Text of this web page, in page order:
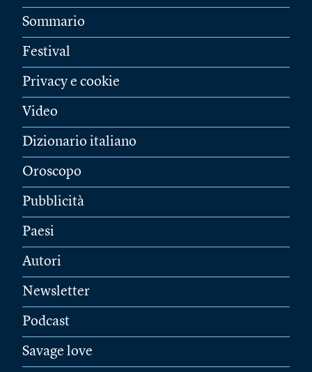
Sommario
Festival
Privacy e cookie
Video
Dizionario italiano
Oroscopo
Pubblicità
Paesi
Autori
Newsletter
Podcast
Savage love